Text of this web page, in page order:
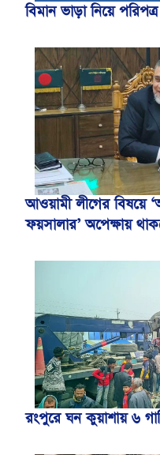
বিমান ভাড়া নিয়ে
আওয়ামী লীগের বিষয়ে
ফয়সালার’ অপেক্ষায়
রংপুরে ঘন কুয়াশায় ৬